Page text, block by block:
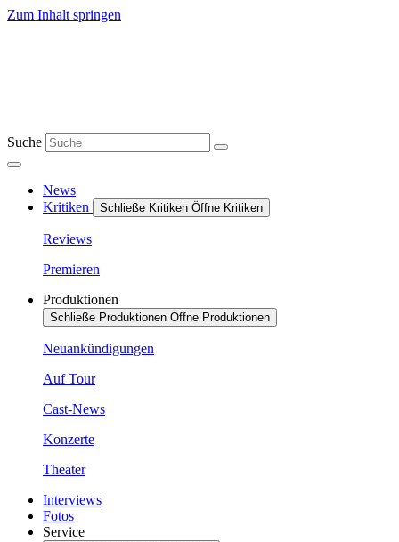
Zum Inhalt springen
Suche
News
Kritiken
Schließe Kritiken Öffne Kritiken
Reviews
Premieren
Produktionen
Schließe Produktionen Öffne Produktionen
Neuankündigungen
Auf Tour
Cast-News
Konzerte
Theater
Interviews
Fotos
Service